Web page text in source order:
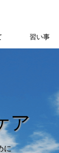
習い事
ア
に